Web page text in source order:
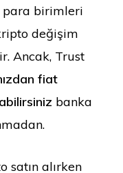
birimleri
değişim
Ancak, Trust
fiat
banka
satın alırken